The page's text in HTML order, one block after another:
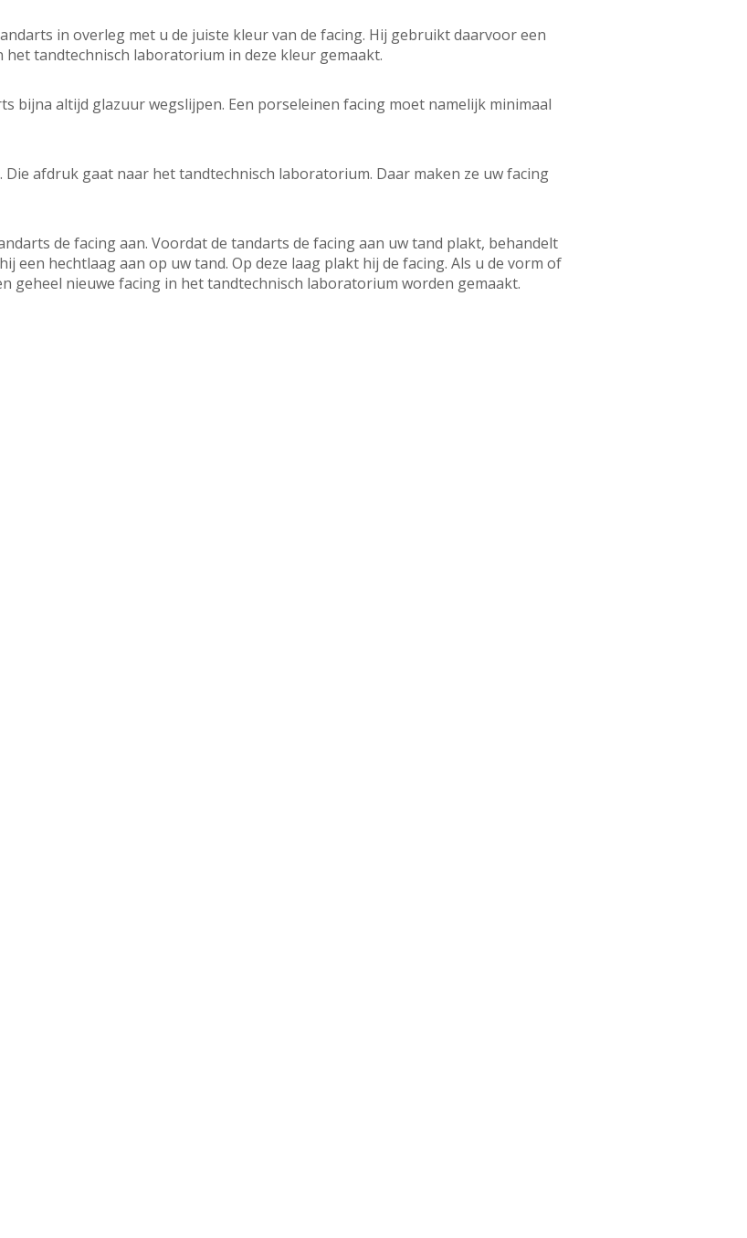
in overleg met u de juiste kleur van de facing. Hij gebruikt daarvoor een
tandtechnisch laboratorium in deze kleur gemaakt.
bijna altijd glazuur wegslijpen. Een porseleinen facing moet namelijk minimaal
afdruk gaat naar het tandtechnisch laboratorium. Daar maken ze uw facing
de facing aan. Voordat de tandarts de facing aan uw tand plakt, behandelt
een hechtlaag aan op uw tand. Op deze laag plakt hij de facing. Als u de vorm of
geheel nieuwe facing in het tandtechnisch laboratorium worden gemaakt.